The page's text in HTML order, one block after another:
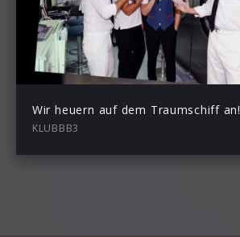
Wir heuern auf dem Traumschiff an!
KLUBBB3